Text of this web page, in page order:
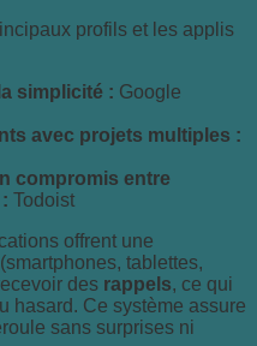
profils et les applis
simplicité : Google
avec projets multiples :
compromis entre
Todoist
offrent une
tablettes,
des rappels, ce qui
hasard. Ce système assure
sans surprises ni